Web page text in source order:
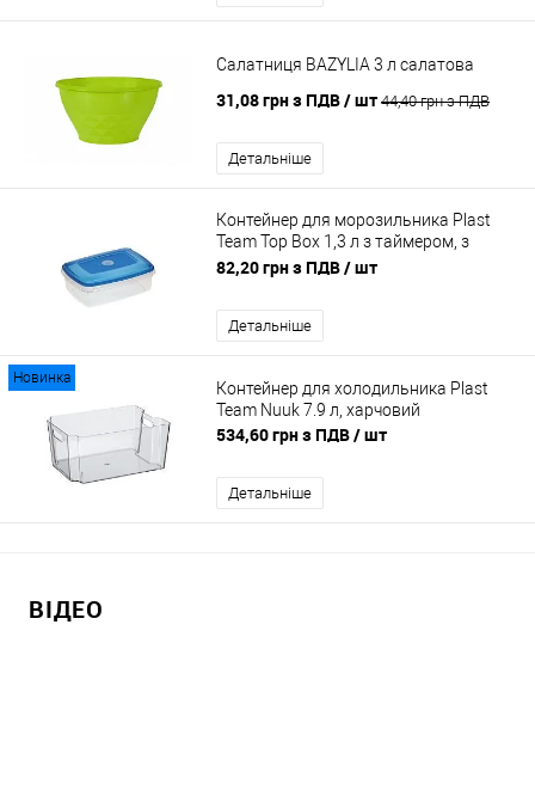
Салатниця BAZYLIA 3 л салатова
31,08 грн з ПДВ/ шт 44,40 грн з ПДВ
Детальніше
Контейнер для морозильника Plast
Team Top Box 1,3 л з таймером, з
кришкою, харчовий
82,20 грн з ПДВ/ шт
Детальніше
Новинка
Контейнер для холодильника Plast
Team Nuuk 7.9 л, харчовий
534,60 грн з ПДВ/ шт
Детальніше
ВІДЕО